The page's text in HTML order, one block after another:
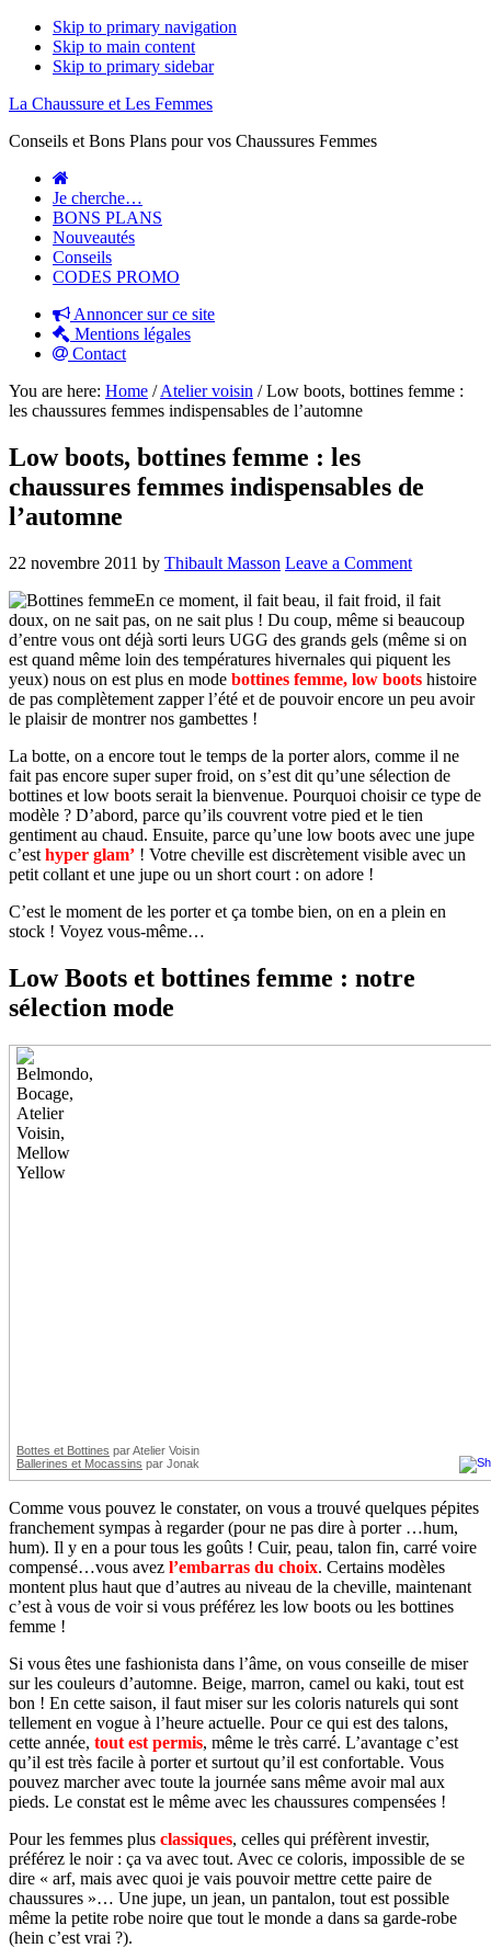
Skip to primary navigation
Skip to main content
Skip to primary sidebar
La Chaussure et Les Femmes
Conseils et Bons Plans pour vos Chaussures Femmes
Je cherche…
BONS PLANS
Nouveautés
Conseils
CODES PROMO
Annoncer sur ce site
Mentions légales
Contact
You are here: Home / Atelier voisin /Low boots, bottines femme :
les chaussures femmes indispensables de l’automne
Low boots, bottines femme : les
chaussures femmes indispensables de
l’automne
22 novembre 2011 by Thibault Masson Leave a Comment
En ce moment, il fait beau, il fait froid, il fait
doux, on ne sait pas, on ne sait plus ! Du coup, même si beaucoup
d’entre vous ont déjà sorti leurs UGG des grands gels (même si on
est quand même loin des températures hivernales qui piquent les
yeux) nous on est plus en mode bottines femme, low boots histoire
de pas complètement zapper l’été et de pouvoir encore un peu avoir
le plaisir de montrer nos gambettes !
La botte, on a encore tout le temps de la porter alors, comme il ne
fait pas encore super super froid, on s’est dit qu’une sélection de
bottines et low boots serait la bienvenue. Pourquoi choisir ce type de
modèle ? D’abord, parce qu’ils couvrent votre pied et le tien
gentiment au chaud. Ensuite, parce qu’une low boots avec une jupe
c’est hyper glam’ ! Votre cheville est discrètement visible avec un
petit collant et une jupe ou un short court : on adore !
C’est le moment de les porter et ça tombe bien, on en a plein en
stock ! Voyez vous-même…
Low Boots et bottines femme : notre
sélection mode
Bottes et Bottines par Atelier Voisin
Ballerines et Mocassins par Jonak
Comme vous pouvez le constater, on vous a trouvé quelques pépites
franchement sympas à regarder (pour ne pas dire à porter …hum,
hum). Il y en a pour tous les goûts ! Cuir, peau, talon fin, carré voire
compensé…vous avez l’embarras du choix. Certains modèles
montent plus haut que d’autres au niveau de la cheville, maintenant
c’est à vous de voir si vous préférez les low boots ou les bottines
femme !
Si vous êtes une fashionista dans l’âme, on vous conseille de miser
sur les couleurs d’automne. Beige, marron, camel ou kaki, tout est
bon ! En cette saison, il faut miser sur les coloris naturels qui sont
tellement en vogue à l’heure actuelle. Pour ce qui est des talons,
cette année, tout est permis, même le très carré. L’avantage c’est
qu’il est très facile à porter et surtout qu’il est confortable. Vous
pouvez marcher avec toute la journée sans même avoir mal aux
pieds. Le constat est le même avec les chaussures compensées !
Pour les femmes plus classiques, celles qui préfèrent investir,
préférez le noir : ça va avec tout. Avec ce coloris, impossible de se
dire « arf, mais avec quoi je vais pouvoir mettre cette paire de
chaussures »… Une jupe, un jean, un pantalon, tout est possible
même la petite robe noire que tout le monde a dans sa garde-robe
(hein c’est vrai ?).